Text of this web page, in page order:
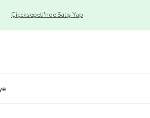
Çiçeksepeti'nde Satış Yap